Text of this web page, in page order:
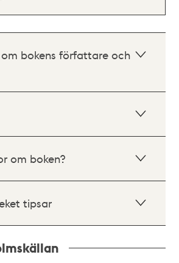
bokens författare och
om boken?
tipsar